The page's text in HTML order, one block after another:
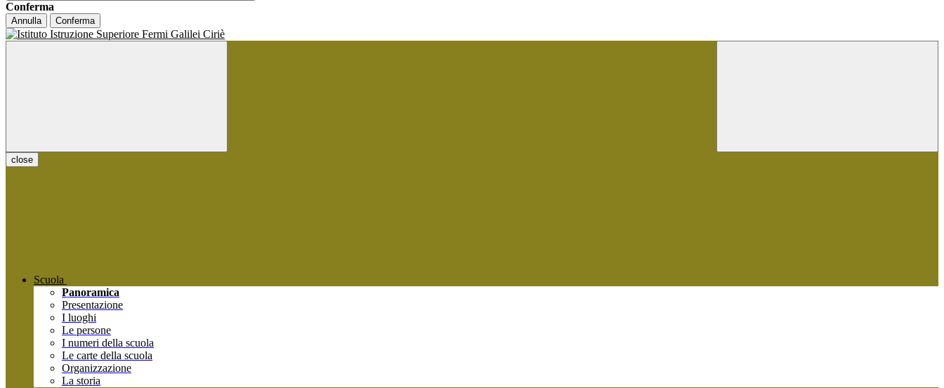
Conferma
Annulla Conferma
close
Scuola
Panoramica
Presentazione
I luoghi
Le persone
I numeri della scuola
Le carte della scuola
Organizzazione
La storia